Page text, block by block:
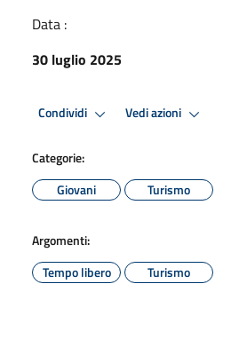
Data :
30 luglio 2025
Condividi Vedi azioni
Categorie:
Giovani
Turismo
Argomenti:
Tempo libero
Turismo